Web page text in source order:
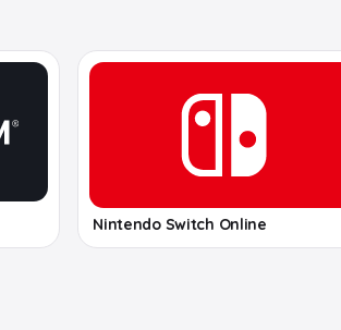
Nintendo Switch Online